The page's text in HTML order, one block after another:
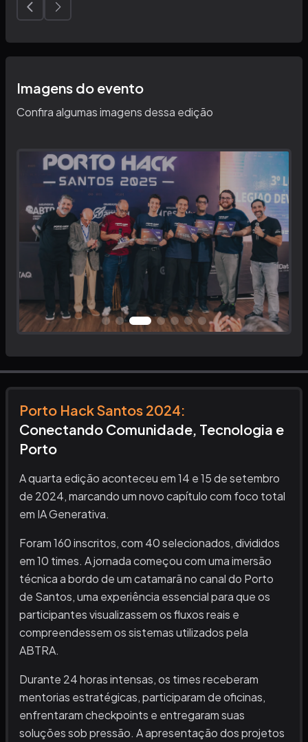
Imagens do evento
Confira algumas imagens dessa edição
Porto Hack Santos 2024:
Conectando Comunidade, Tecnologia e
Porto
A quarta edição aconteceu em 14 e 15 de setembro
de 2024, marcando um novo capítulo com foco total
em IA Generativa.
Foram 160 inscritos, com 40 selecionados, divididos
em 10 times. A jornada começou com uma imersão
técnica a bordo de um catamarã no canal do Porto
de Santos, uma experiência essencial para que os
participantes visualizassem os fluxos reais e
compreendessem os sistemas utilizados pela
ABTRA.
Durante 24 horas intensas, os times receberam
mentorias estratégicas, participaram de oficinas,
enfrentaram checkpoints e entregaram suas
soluções sob pressão. A apresentação dos projetos